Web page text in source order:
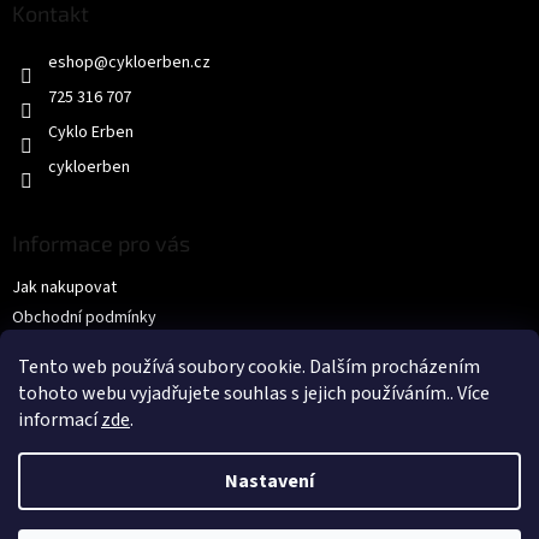
Tento web používá soubory cookie. Dalším procházením
tohoto webu vyjadřujete souhlas s jejich používáním.. Více
informacízde.
Nastavení
Kontakt
eshop@cykloerben.cz
725 316 707
Cyklo Erben
cykloerben
Informace pro vás
Jak nakupovat
Obchodní podmínky
KONTAKTY